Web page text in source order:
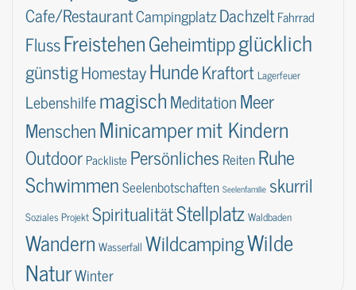
Cafe/RestaurantCampingplatzDachzeltFahrrad
FlussFreistehenGeheimtippglücklich
günstigHomestayHundeKraftortLagerfeuer
LebenshilfemagischMeditationMeer
MenschenMinicampermit Kindern
Outdoor Packliste Persönliches ReitenRuhe
SchwimmenSeelenbotschaften Seelenfamilie skurril
Soziales ProjektSpiritualitätStellplatzWaldbaden
Wandern Wasserfall WildcampingWilde
NaturWinter